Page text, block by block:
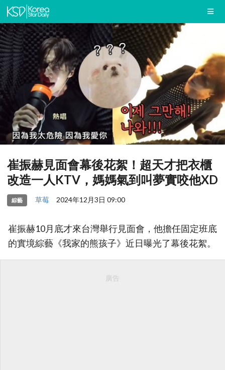
崔振赫見面會幕後花絮！超天才把衣櫃
改造一人KTV，媽媽氣到叫夢實咬他XD
綜藝 草莓 2024年12月3日 09:00
崔振赫10月底才來台灣舉行見面會，他擔任固定班底
的實境綜藝《我家的熊孩子》近日曝光了幕後花絮。
廣告